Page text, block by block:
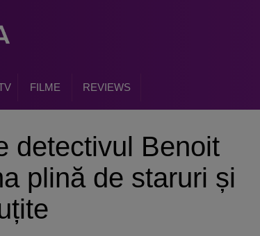
FILME REVIEWS
detectivul Benoit
plină de staruri și